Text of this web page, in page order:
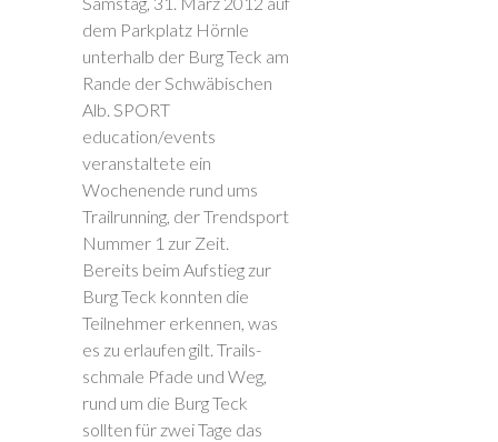
dem Parkplatz Hörnle
unterhalb der Burg Teck am
Rande der Schwäbischen
Alb. SPORT
education/events
veranstaltete ein
Wochenende rund ums
Trailrunning, der Trendsport
Nummer 1 zur Zeit.
Bereits beim Aufstieg zur
Burg Teck konnten die
Teilnehmer erkennen, was
es zu erlaufen gilt. Trails-
schmale Pfade und Weg,
rund um die Burg Teck
sollten für zwei Tage das